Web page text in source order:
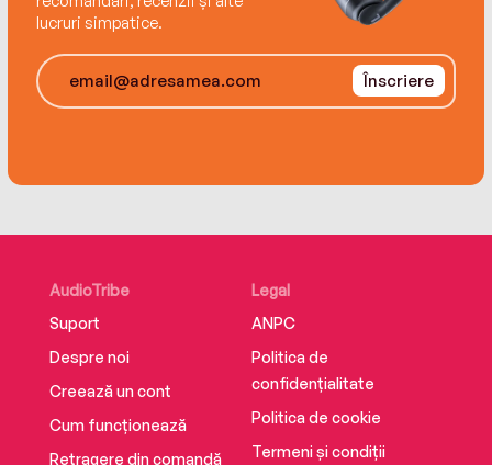
lucruri simpatice.
Înscriere
AudioTribe
Suport
Despre noi
Creează un cont
Cum funcționează
Retragere din comandă
Legal
ANPC
Politica de
confidențialitate
Politica de cookie
Termeni și condiții